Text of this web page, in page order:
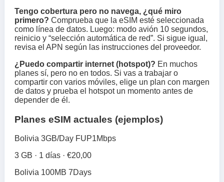
Tengo cobertura pero no navega, ¿qué miro
primero? Comprueba que la eSIM esté seleccionada
como línea de datos. Luego: modo avión 10 segundos,
reinicio y “selección automática de red”. Si sigue igual,
revisa el APN según las instrucciones del proveedor.
¿Puedo compartir internet (hotspot)? En muchos
planes sí, pero no en todos. Si vas a trabajar o
compartir con varios móviles, elige un plan con margen
de datos y prueba el hotspot un momento antes de
depender de él.
Planes eSIM actuales (ejemplos)
Bolivia 3GB/Day FUP1Mbps
3 GB · 1 días · €20,00
Bolivia 100MB 7Days